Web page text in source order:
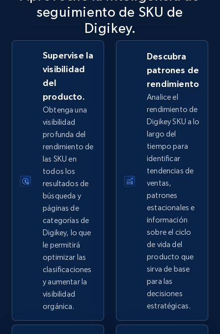
2.5K+
eBay - Collect records by category
URL, Product id, Title, Seller name, Seller rating,
Seller reviews, Breadcrumbs, Root category, and
more.
2.5K+ 359+ Comenzar ahora
Google Shopping
URL, Product id, Title, Product description,
Rating, Reviews count, Images, Variations, and
2.4K+ Comenzar ahora
Google Shopping - collects products from
web using keywords
URL, Product id, Title, Product description,
Rating, Reviews count, Images, Variations, and
seguimiento de SKU de
Digikey.
Supervise la
visibilidad
del
producto.
Obtenga una
visibilidad
profunda del
rendimiento de
las SKU en
todos los
resultados de
búsqueda y
páginas de
categorías de
Digikey, lo que
le permitirá
optimizar las
clasificaciones
y aumentar la
visibilidad
orgánica.
Descubra
patrones de
rendimiento
Analice el
rendimiento de
Digikey SKU a lo
largo del
tiempo para
identificar
tendencias de
ventas,
patrones
estacionales e
información
sobre el ciclo
de vida del
producto que
sirva de base
para las
decisiones
estratégicas.